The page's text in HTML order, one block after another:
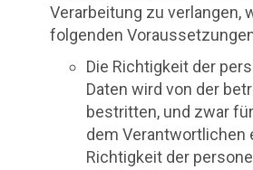
Verarbeitung zu verlangen,
folgenden
Die Richtigkeit der
Daten wird von der
bestritten, und zwar
dem Verantwortlichen
Richtigkeit der